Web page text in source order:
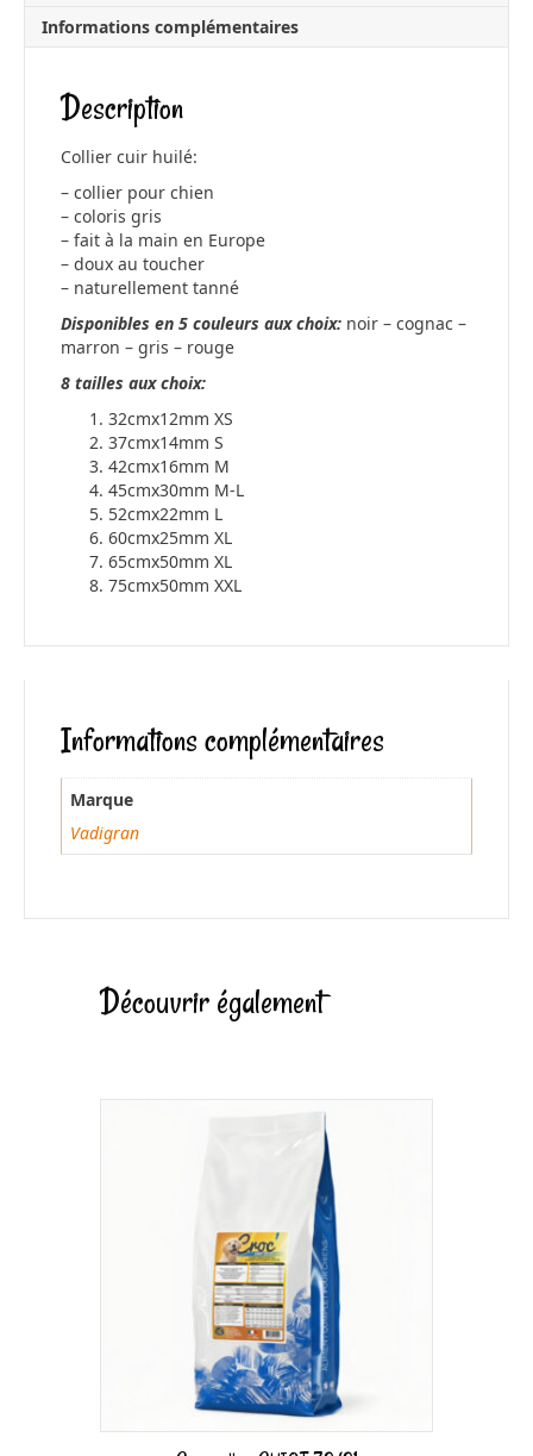
b
o
k
Informations complémentaires
Description
Collier cuir huilé:
– collier pour chien
– coloris gris
– fait à la main en Europe
– doux au toucher
– naturellement tanné
Disponibles en 5 couleurs aux choix: noir – cognac –
marron – gris – rouge
8 tailles aux choix:
32cmx12mm XS
37cmx14mm S
42cmx16mm M
45cmx30mm M-L
52cmx22mm L
60cmx25mm XL
65cmx50mm XL
75cmx50mm XXL
Informations complémentaires
Marque
Vadigran
Découvrir également